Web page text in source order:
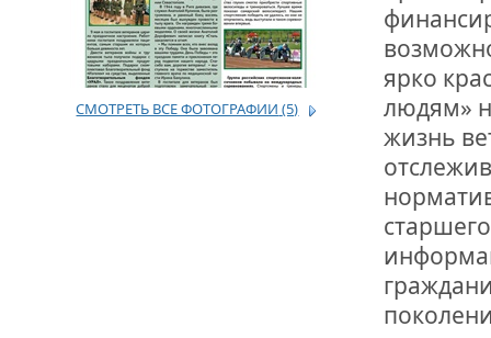
ВНОВЬ О
ДВА
ДО
ЮСУПОВА
ЛЮБОЙ
ИНТЕРВЬЮ
«ВЕТЕРАН
СМОТРЕТЬ ВСЕ ФОТОГРАФИИ (5)
ярко
людям»
жизнь